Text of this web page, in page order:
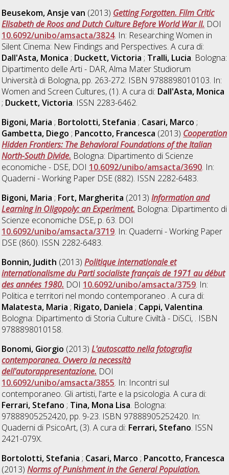
Beusekom, Ansje van (2013) Getting Forgotten. Film Critic
Elisabeth de Roos and Dutch Culture Before World War II. DOI
10.6092/unibo/amsacta/3824. In: Researching Women in
Silent Cinema: New Findings and Perspectives. A cura di:
Dall'Asta, Monica ; Duckett, Victoria ; Tralli, Lucia. Bologna:
Dipartimento delle Arti - DAR, Alma Mater Studiorum
Università di Bologna, pp. 263-272. ISBN 9788898010103. In:
Women and Screen Cultures, (1). A cura di: Dall'Asta, Monica
; Duckett, Victoria. ISSN 2283-6462.
Bigoni, Maria ; Bortolotti, Stefania ; Casari, Marco ;
Gambetta, Diego ; Pancotto, Francesca (2013) Cooperation
Hidden Frontiers: The Behavioral Foundations of the Italian
North-South Divide. Bologna: Dipartimento di Scienze
economiche - DSE, DOI 10.6092/unibo/amsacta/3690. In:
Quaderni - Working Paper DSE (882). ISSN 2282-6483.
Bigoni, Maria ; Fort, Margherita (2013)Information and
Learning in Oligopoly: an Experiment. Bologna: Dipartimento di
Scienze economiche DSE, p. 63. DOI
10.6092/unibo/amsacta/3719. In: Quaderni - Working Paper
DSE (860). ISSN 2282-6483.
Bonnin, Judith (2013)Politique internationale et
internationalisme du Parti socialiste français de 1971 au début
des années 1980. DOI 10.6092/unibo/amsacta/3759. In:
Politica e territori nel mondo contemporaneo . A cura di:
Malatesta, Maria ; Rigato, Daniela ; Cappi, Valentina.
Bologna: Dipartimento di Storia Culture Civiltà - DiSCi, . ISBN
9788898010158.
Bonomi, Giorgio (2013)L'autoscatto nella fotografia
contemporanea. Ovvero la necessità
dell'autorappresentazione. DOI
10.6092/unibo/amsacta/3855. In: Incontri sul
contemporaneo. Gli artisti, l'arte e la psicologia. A cura di:
Ferrari, Stefano ; Tina, Mona Lisa. Bologna:
97888905252420, pp. 9-23. ISBN 97888905252420. In:
Quaderni di PsicoArt, (3). A cura di: Ferrari, Stefano. ISSN
2421-079X.
Bortolotti, Stefania ; Casari, Marco ; Pancotto, Francesca
(2013)Norms of Punishment in the General Population.